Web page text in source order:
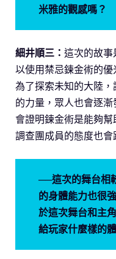
米雅的觀感嗎？
細井順三： 這次的故事
以使用禁忌鍊金術的
為了探索未知的大陸
的力量，眾人也會逐
會證明鍊金術是能夠幫
調查團成員的態度也會
──這次的舞台相
的身體能力也很
於這次舞台和主
給玩家什麼樣的